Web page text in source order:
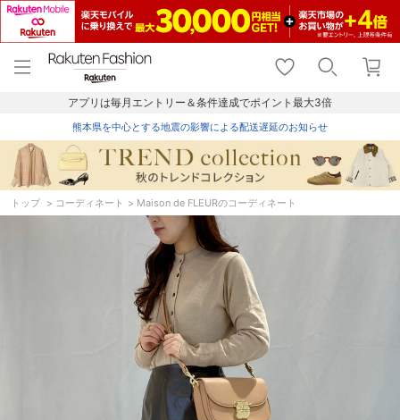
menu home
トップ
shopping_cart lock_outline
ログイン
アプリは毎月エントリー＆条件達成でポイント最大3倍
熊本県を中心とする地震の影響による配送遅延のお知らせ
トップ コーディネート Maison de FLEURのコーディネート